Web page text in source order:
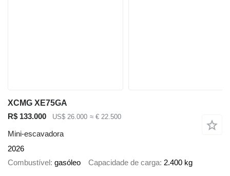
XCMG XE75GA
R$ 133.000
US$ 26.000 ≈ € 22.500
Mini-escavadora
2026
Combustível gasóleo Capacidade de carga 2.400 kg